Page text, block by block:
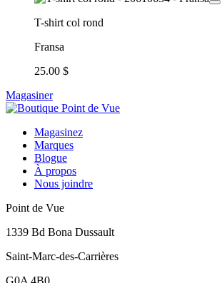
T-shirt col rond
Fransa
25.00 $
Magasiner
Magasinez
Marques
Blogue
À propos
Nous joindre
Point de Vue
1339 Bd Bona Dussault
Saint-Marc-des-Carrières
G0A 4B0